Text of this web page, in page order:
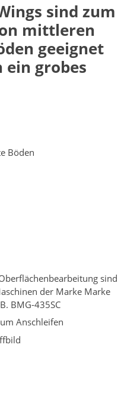
sind zum
mittleren
geeignet
ein grobes
Böden
sind
der Marke Marke
BMG-435SC
Anschleifen